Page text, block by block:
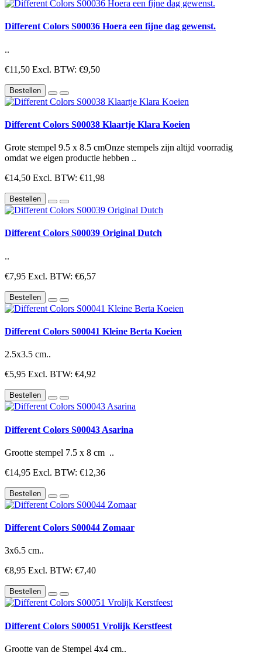
Different Colors S00036 Hoera een fijne dag gewenst.
..
€11,50 Excl. BTW: €9,50
Bestellen
Different Colors S00038 Klaartje Klara Koeien
Grote stempel 9.5 x 8.5 cmOnze stempels zijn altijd voorradig
omdat we eigen productie hebben ..
€14,50 Excl. BTW: €11,98
Bestellen
Different Colors S00039 Original Dutch
..
€7,95 Excl. BTW: €6,57
Bestellen
Different Colors S00041 Kleine Berta Koeien
2.5x3.5 cm..
€5,95 Excl. BTW: €4,92
Bestellen
Different Colors S00043 Asarina
Grootte stempel 7.5 x 8 cm ..
€14,95 Excl. BTW: €12,36
Bestellen
Different Colors S00044 Zomaar
3x6.5 cm..
€8,95 Excl. BTW: €7,40
Bestellen
Different Colors S00051 Vrolijk Kerstfeest
Grootte van de Stempel 4x4 cm..